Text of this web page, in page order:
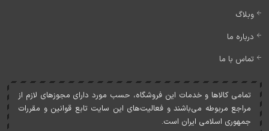
وبلاگ
درباره ما
تماس با ما
تمامی کالاها و خدمات اين فروشگاه، حسب مورد دارای مجوزهای لازم از
مراجع مربوطه می‌باشند و فعاليت‌های اين سايت تابع قوانين و مقررات
جمهوری اسلامی ايران است.